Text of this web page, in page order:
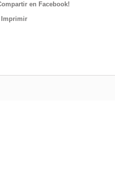
en Facebook!
Imprimir